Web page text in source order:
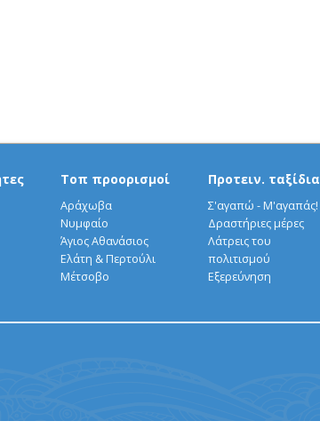
Τοπ προορισμοί
Αράχωβα
Νυμφαίο
Άγιος Αθανάσιος
Ελάτη & Περτούλι
Μέτσοβο
Προτειν. ταξίδια
Σ'αγαπώ - Μ'αγαπάς!
Δραστήριες μέρες
Λάτρεις του
πολιτισμού
Εξερεύνηση